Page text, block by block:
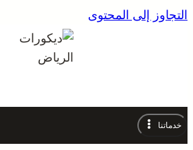
التجاوز إلى المحتوى
خدماتنا